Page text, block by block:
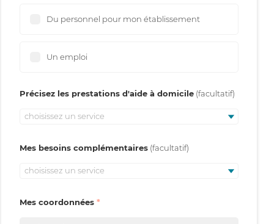
Du personnel pour mon établissement
Un emploi
Précisez les prestations d'aide à domicile
choisissez un service
Mes besoins complémentaires
choisissez un service
Mes coordonnées